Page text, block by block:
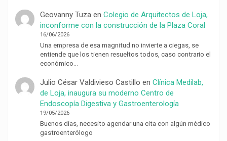
Geovanny Tuzaen Colegio de Arquitectos de Loja,
inconforme con la construcción de la Plaza Coral
16/06/2026
Una empresa de esa magnitud no invierte a ciegas, se
entiende que los tienen resueltos todos, caso contrario el
económico…
Julio César Valdivieso Castillo en Clínica Medilab,
de Loja, inaugura su moderno Centro de
Endoscopía Digestiva y Gastroenterología
19/05/2026
Buenos días, necesito agendar una cita con algún médico
gastroenterólogo